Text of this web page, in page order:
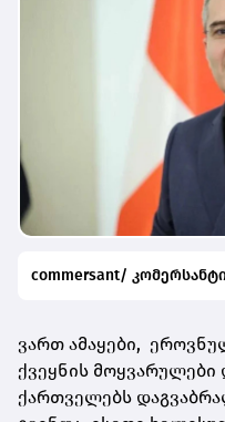
commersant/
ვართ ამაყები,
ქვეყნის მოყვარულები
ქართველებს